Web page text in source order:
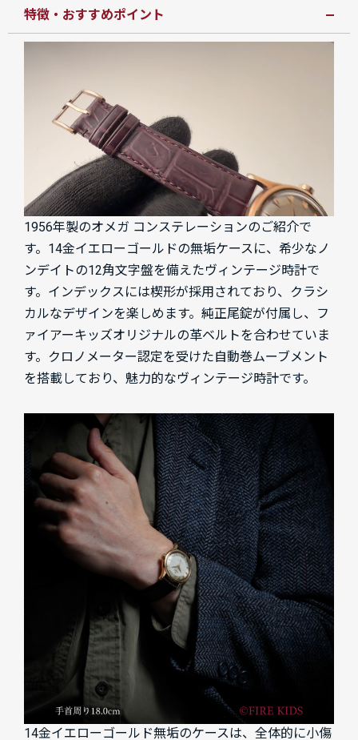
特徴・おすすめポイント
1956年製のオメガ コンステレーションのご紹介で
す。14金イエローゴールドの無垢ケースに、希少なノ
ンデイトの12角文字盤を備えたヴィンテージ時計で
す。インデックスには楔形が採用されており、クラシ
カルなデザインを楽しめます。純正尾錠が付属し、フ
ァイアーキッズオリジナルの革ベルトを合わせていま
す。クロノメーター認定を受けた自動巻ムーブメント
を搭載しており、魅力的なヴィンテージ時計です。
14金イエローゴールド無垢のケースは、全体的に小傷